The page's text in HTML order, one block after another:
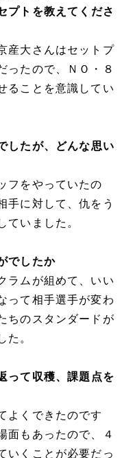
プトを教えてくださ
産大さんはセットプ
ったので、ＮＯ・８
ることを意識してい
したが、どんな思い
フをやっていたの
手に対して、仇をう
ていました。
でしたか
ラムが組めて、いい
って相手選手が変わ
ちのスタンダードが
た。
って収穫、課題点を
よくできたのです
面もあったので、４
いくことが必要だっ